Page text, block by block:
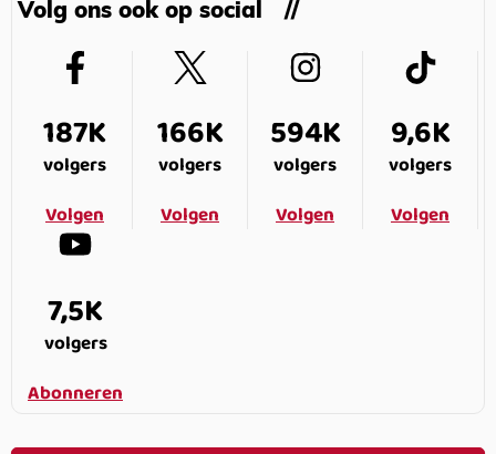
Volg ons ook op social
187K
volgers
Volgen
166K
volgers
Volgen
594K
volgers
Volgen
9,6K
volgers
Volgen
7,5K
volgers
Abonneren